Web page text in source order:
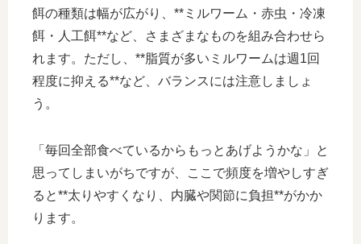
餌の種類は幅が広がり、**ミルワーム・赤虫・冷凍
餌・人工餌**など、さまざまなものを組み合わせら
れます。ただし、**脂質が多いミルワームは週1回
程度に抑える**など、バランスには注意しましょ
う。
「毎回全部食べているからもっとあげようかな」と
思ってしまいがちですが、ここで頻度を増やしすぎ
ると**太りやすくなり、内臓や関節に負担**がかか
ります。